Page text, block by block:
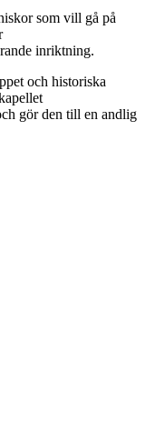
som vill gå på
inriktning.
och historiska
gör den till en andlig